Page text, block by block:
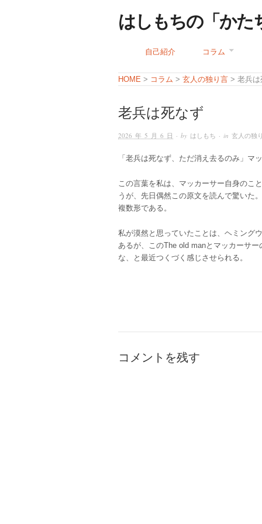
はしもちの「かた
自己紹介 コラム
HOME > コラム > 玄人の独り言 > 老兵は
老兵は死なず
2026 年 5 月 6 日 · by はしもち · in 玄人の独
「老兵は死なず、ただ消え去るのみ」マ
この言葉を私は、マッカーサー自身のこ
うが、先日偶然この原文を読んで驚いた
複数形である。
私が漠然と思っていたことは、ヘミング
あるが、このThe old manとマッカーサ
な、と最近つくづく感じさせられる。
コメントを残す